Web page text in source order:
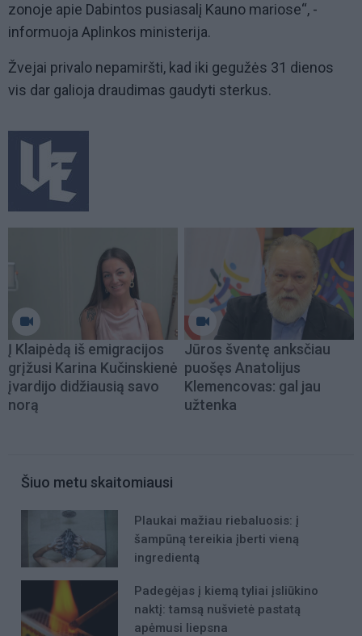
zonoje apie Dabintos pusiasalį Kauno mariose“, -
informuoja Aplinkos ministerija.
Žvejai privalo nepamiršti, kad iki gegužės 31 dienos
vis dar galioja draudimas gaudyti sterkus.
Į Klaipėdą iš emigracijos
grįžusi Karina Kučinskienė
įvardijo didžiausią savo
norą
Jūros šventę anksčiau
puošęs Anatolijus
Klemencovas: gal jau
užtenka
Šiuo metu skaitomiausi
Plaukai mažiau riebaluosis: į
šampūną tereikia įberti vieną
ingredientą
Padegėjas į kiemą tyliai įsliūkino
naktį: tamsą nušvietė pastatą
apėmusi liepsna